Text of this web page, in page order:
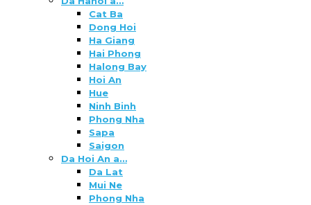
Cat Ba
Dong Hoi
Ha Giang
Hai Phong
Halong Bay
Hoi An
Hue
Ninh Binh
Phong Nha
Sapa
Saigon
Da Hoi An a…
Da Lat
Mui Ne
Phong Nha